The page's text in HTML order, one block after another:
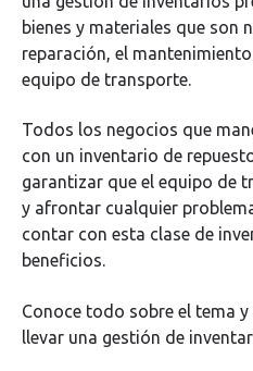
bienes y materiales que son
reparación, el
equipo de transporte.
Todos los negocios que
con un inventario de
garantizar que el equipo de
y afrontar cualquier
contar con esta clase de
beneficios.
Conoce todo sobre el tema
llevar una gestión de